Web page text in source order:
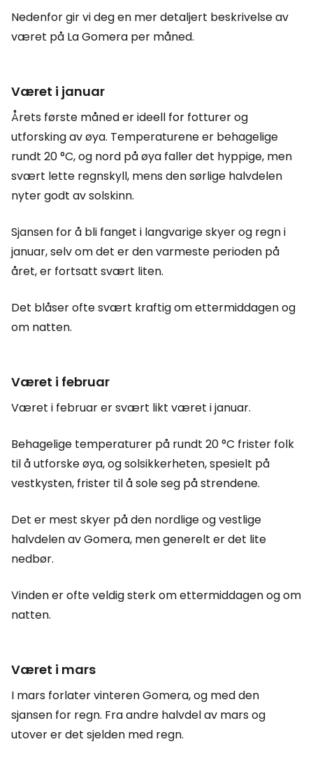
Nedenfor gir vi deg en mer detaljert beskrivelse av
været på La Gomera per måned.
Været i januar
Årets første måned er ideell for fotturer og
utforsking av øya. Temperaturene er behagelige
rundt 20 °C, og nord på øya faller det hyppige, men
svært lette regnskyll, mens den sørlige halvdelen
nyter godt av solskinn.
Sjansen for å bli fanget i langvarige skyer og regn i
januar, selv om det er den varmeste perioden på
året, er fortsatt svært liten.
Det blåser ofte svært kraftig om ettermiddagen og
om natten.
Været i februar
Været i februar er svært likt været i januar.
Behagelige temperaturer på rundt 20 °C frister folk
til å utforske øya, og solsikkerheten, spesielt på
vestkysten, frister til å sole seg på strendene.
Det er mest skyer på den nordlige og vestlige
halvdelen av Gomera, men generelt er det lite
nedbør.
Vinden er ofte veldig sterk om ettermiddagen og om
natten.
Været i mars
I mars forlater vinteren Gomera, og med den
sjansen for regn. Fra andre halvdel av mars og
utover er det sjelden med regn.